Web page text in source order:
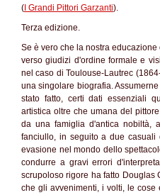
( I Grandi Pittori Garzanti).
Terza edizione.
Se è vero che la nostra
verso giudizi d'ordine formale e
nel caso di Toulouse-Lautrec
una singolare biografia.
stato fatto, certi dati essenziali
artistica oltre che umana del
da una famiglia d'antica nobiltà,
fanciullo, in seguito a due casuali
evasione nel mondo dello
condurre a gravi errori
scrupoloso rigore ha fatto Douglas
che gli avvenimenti, i volti, le